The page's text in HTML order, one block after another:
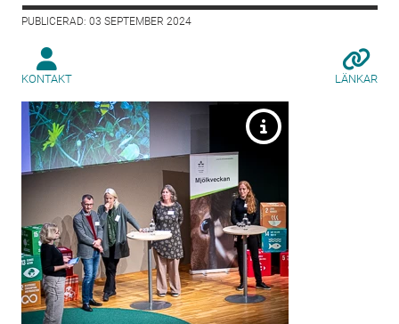
PUBLICERAD: 03 SEPTEMBER 2024
KONTAKT LÄNKAR